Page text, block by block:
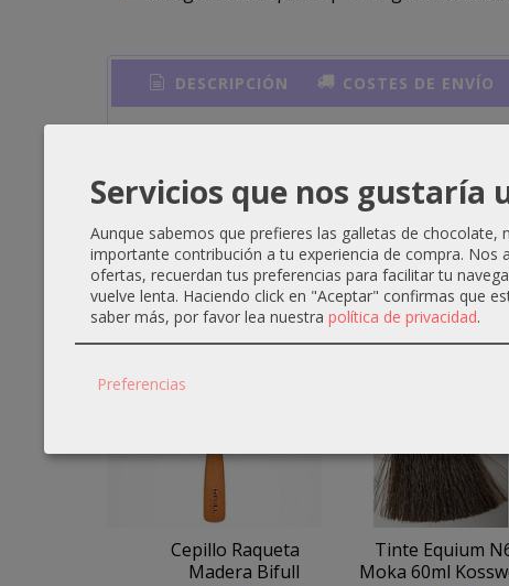
DESCRIPCIÓN COSTES DE ENVÍO
Productos Relacionados
-1 €
Cepillo Raqueta
Madera Bifull
Tinte Equium
Moka 60ml
Servicios que nos gustaría
Aunque sabemos que prefieres las galletas de chocolate,
importante contribución a tu experiencia de compra. Nos
ofertas, recuerdan tus preferencias para facilitar tu
vuelve lenta. Haciendo click en "Aceptar" confirmas que
saber más, por favor lea nuestra política de privacidad.
Preferencias